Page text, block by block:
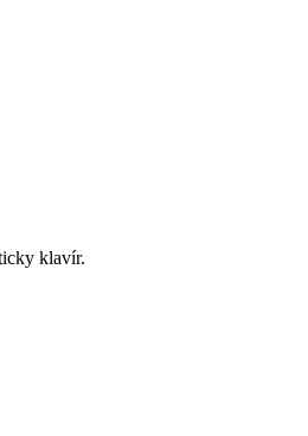
klavír.